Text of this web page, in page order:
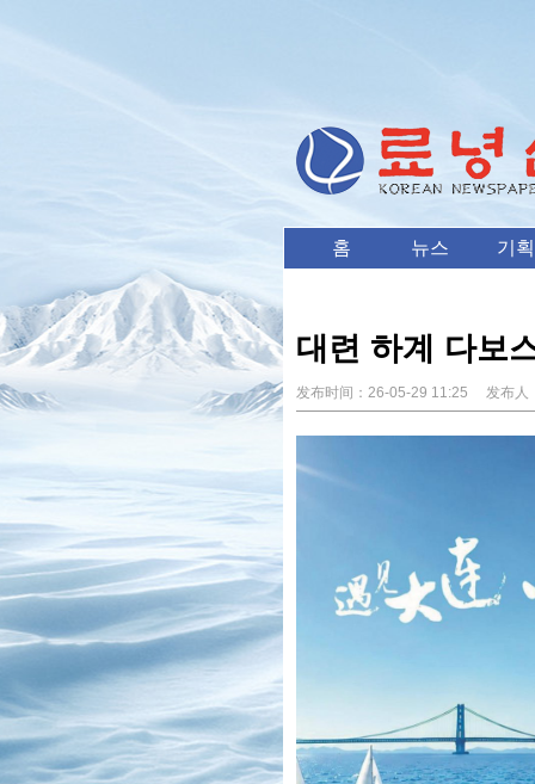
홈 뉴스 기획
대련 하계 다보
发布时间： 26-05-29 11:25 发布人